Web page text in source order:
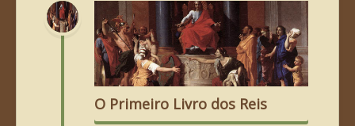
O Primeiro Livro dos Reis